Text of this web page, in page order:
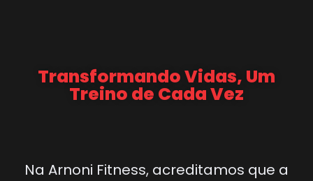
Transformando Vidas, Um
Treino de Cada Vez
Na Arnoni Fitness, acreditamos que a